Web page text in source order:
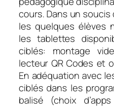
cours. Dans un soucis
les quelques élèves
les tablettes
ciblés: montage
lecteur QR Codes et
En adéquation avec
ciblés dans les
balisé (choix